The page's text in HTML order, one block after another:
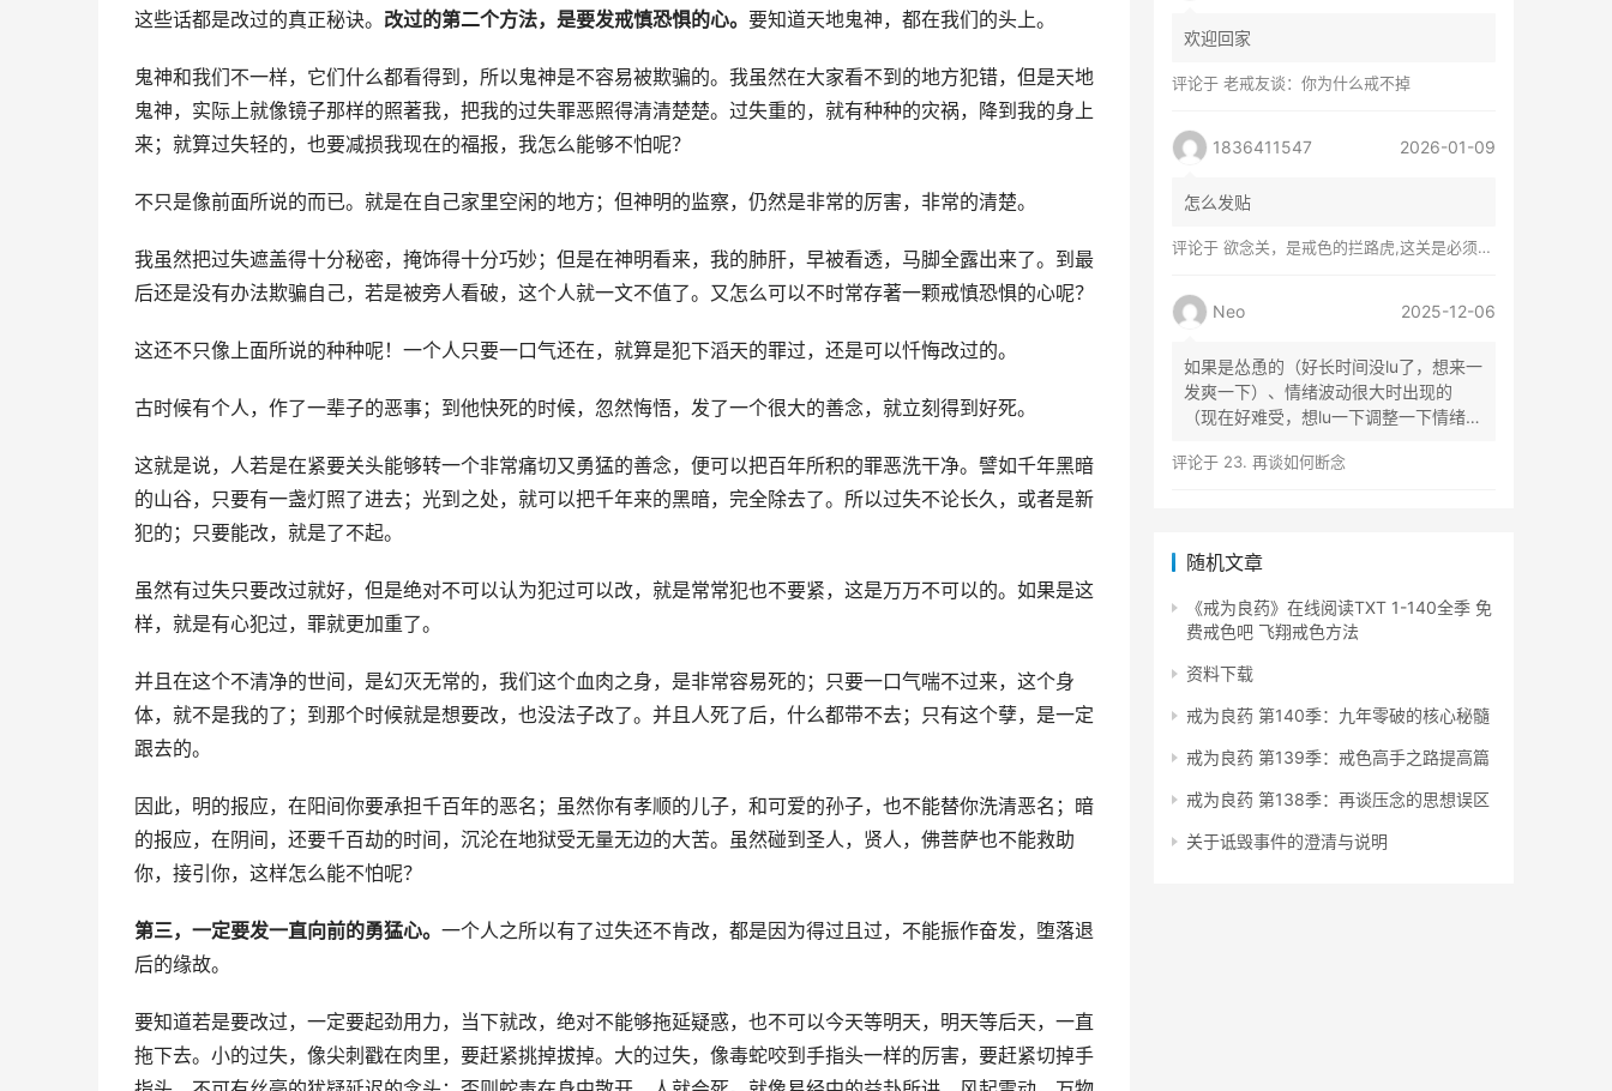
这些话都是改过的真正秘诀。 改过的第二个方法，是要发戒慎恐惧的心。 要知道天地鬼神，都在我们的头上。
鬼神和我们不一样，它们什么都看得到，所以鬼神是不容易被欺骗的。我虽然在大家看不到的地方犯错，但是天地
鬼神，实际上就像镜子那样的照著我，把我的过失罪恶照得清清楚楚。过失重的，就有种种的灾祸，降到我的身上
来；就算过失轻的，也要减损我现在的福报，我怎么能够不怕呢？
不只是像前面所说的而已。就是在自己家里空闲的地方；但神明的监察，仍然是非常的厉害，非常的清楚。
我虽然把过失遮盖得十分秘密，掩饰得十分巧妙；但是在神明看来，我的肺肝，早被看透，马脚全露出来了。到最
后还是没有办法欺骗自己，若是被旁人看破，这个人就一文不值了。又怎么可以不时常存著一颗戒慎恐惧的心呢？
这还不只像上面所说的种种呢！一个人只要一口气还在，就算是犯下滔天的罪过，还是可以忏悔改过的。
古时候有个人，作了一辈子的恶事；到他快死的时候，忽然悔悟，发了一个很大的善念，就立刻得到好死。
这就是说，人若是在紧要关头能够转一个非常痛切又勇猛的善念，便可以把百年所积的罪恶洗干净。譬如千年黑暗
的山谷，只要有一盏灯照了进去；光到之处，就可以把千年来的黑暗，完全除去了。所以过失不论长久，或者是新
犯的；只要能改，就是了不起。
虽然有过失只要改过就好，但是绝对不可以认为犯过可以改，就是常常犯也不要紧，这是万万不可以的。如果是这
样，就是有心犯过，罪就更加重了。
并且在这个不清净的世间，是幻灭无常的，我们这个血肉之身，是非常容易死的；只要一口气喘不过来，这个身
体，就不是我的了；到那个时候就是想要改，也没法子改了。并且人死了后，什么都带不去；只有这个孽，是一定
跟去的。
因此，明的报应，在阳间你要承担千百年的恶名；虽然你有孝顺的儿子，和可爱的孙子，也不能替你洗清恶名；暗
的报应，在阴间，还要千百劫的时间，沉沦在地狱受无量无边的大苦。虽然碰到圣人，贤人，佛菩萨也不能救助
你，接引你，这样怎么能不怕呢？
第三，一定要发一直向前的勇猛心。 一个人之所以有了过失还不肯改，都是因为得过且过，不能振作奋发，堕落退
后的缘故。
要知道若是要改过，一定要起劲用力，当下就改，绝对不能够拖延疑惑，也不可以今天等明天，明天等后天，一直
拖下去。小的过失，像尖刺戳在肉里，要赶紧挑掉拔掉。大的过失，像毒蛇咬到手指头一样的厉害，要赶紧切掉手
欢迎回家
评论于 老戒友谈：你为什么戒不掉
1836411547 2026-01-09
怎么发贴
评论于 欲念关，是戒色的拦路虎,这关是必须过的
Neo 2025-12-06
如果是怂恿的（好长时间没lu了，想来一
发爽一下）、情绪波动很大时出现的
（现在好难受，想lu一下调整一下情绪）
评论于 23. 再谈如何断念
随机文章
《戒为良药》在线阅读TXT 1-140全季 免
费戒色吧 飞翔戒色方法
资料下载
戒为良药 第140季：九年零破的核心秘髓
戒为良药 第139季：戒色高手之路提高篇
戒为良药 第138季：再谈压念的思想误区
关于诋毁事件的澄清与说明